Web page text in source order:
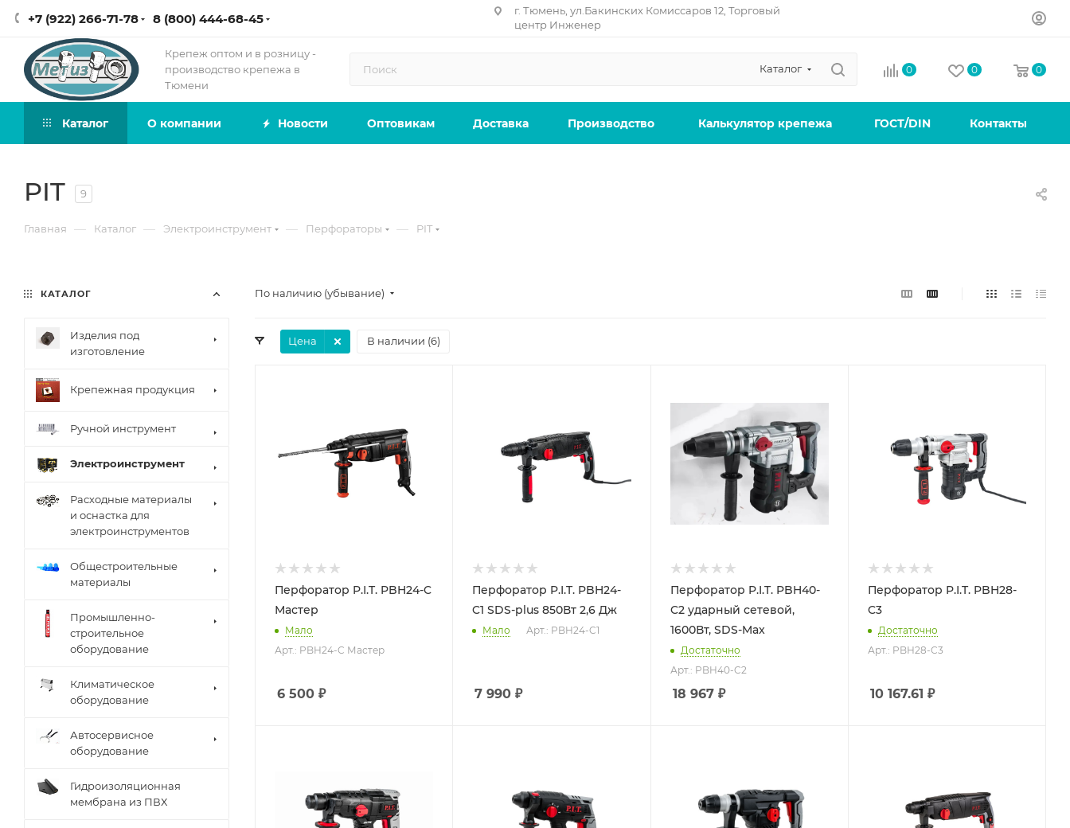
+7 (922) 266-71-78 8 (800) 444-68-45
г. Тюмень, ул.Бакинских Комиссаров 12, Торговый
центр Инженер
Крепеж оптом и в розницу -
производство крепежа в
Тюмени
Каталог 0 0 0
Каталог О компании Новости Оптовикам Доставка Производство Калькулятор крепежа ГОСТ/DIN Контакты
PIT 9
Главная — Каталог — Электроинструмент — Перфораторы — PIT
По наличию (убывание)
Цена В наличии (6)
Перфоратор P.I.T. PBH24-C
Мастер
Мало
Арт.: PBH24-C Мастер
6 500 ₽
Перфоратор P.I.T. PBH24-
C1 SDS-plus 850Вт 2,6 Дж
Мало Арт.: PBH24-C1
7 990 ₽
Перфоратор P.I.T. PBH40-
C2 ударный сетевой,
1600Вт, SDS-Max
Достаточно
Арт.: PBH40-C2
18 967₽
Перфоратор P.I.T. PBH28-
C3
Достаточно
Арт.: PBH28-C3
10 167.61 ₽
КАТАЛОГ
Изделия под
изготовление
Крепежная продукция
Ручной инструмент
Электроинструмент
Расходные материалы
и оснастка для
электроинструментов
Общестроительные
материалы
Промышленно-
строительное
оборудование
Климатическое
оборудование
Автосервисное
оборудование
Гидроизоляционная
мембрана из ПВХ